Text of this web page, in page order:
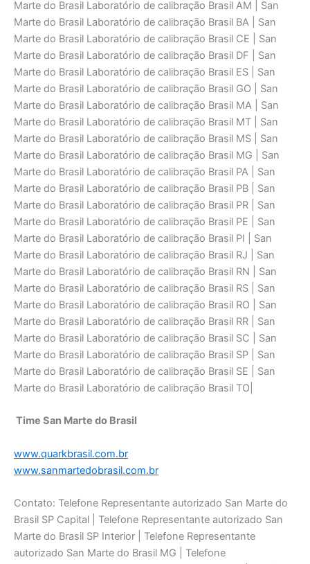
Time San Marte do Brasil
www.quarkbrasil.com.br
www.sanmartedobrasil.com.br
Contato: Telefone Representante autorizado San Marte do
Brasil SP Capital | Telefone Representante autorizado San
Marte do Brasil SP Interior | Telefone Representante
autorizado San Marte do Brasil MG | Telefone